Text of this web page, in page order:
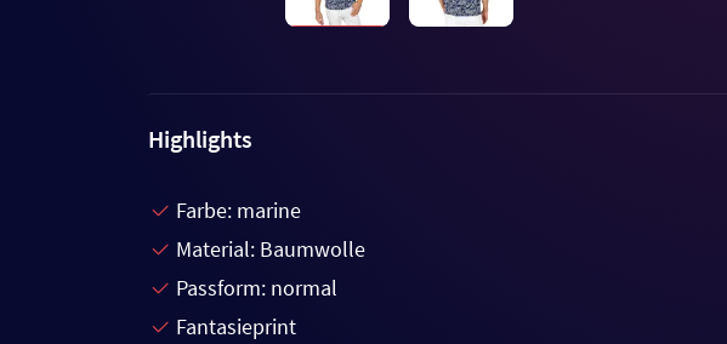
Highlights
Farbe: marine
Material: Baumwolle
Passform: normal
Fantasieprint